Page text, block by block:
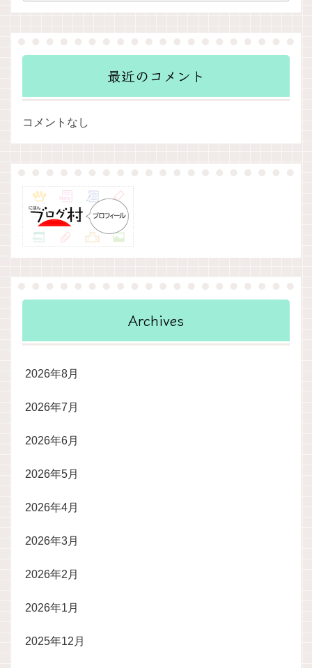
最近のコメント
コメントなし
Archives
2026年8月
2026年7月
2026年6月
2026年5月
2026年4月
2026年3月
2026年2月
2026年1月
2025年12月